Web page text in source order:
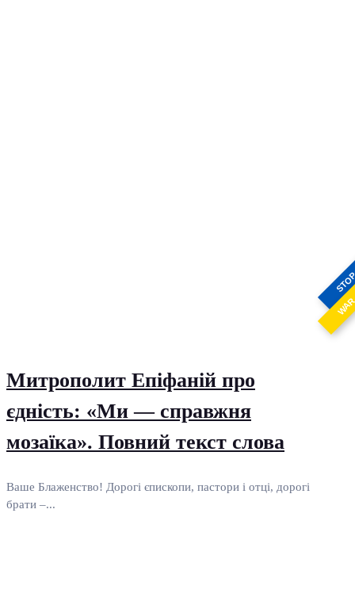
Митрополит Епіфаній про
єдність: «Ми — справжня
мозаїка». Повний текст слова
Ваше Блаженство! Дорогі єпископи, пастори і отці, дорогі
брати –...